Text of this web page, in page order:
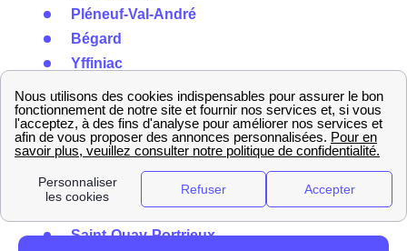
Pléneuf-Val-André
Bégard
Yffiniac
Pleumeur-Bodou
Trébeurden
Saint-Cast-Le-Guildo
Lanvallay
Plestin-Les-Grèves
Saint-Quay-Portrieux